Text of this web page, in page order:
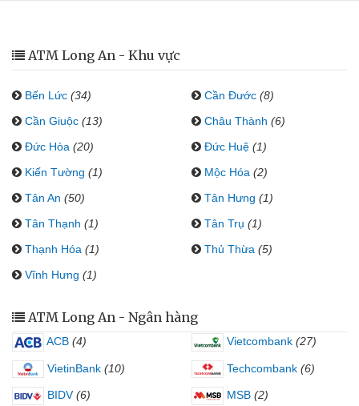
ATM Long An - Khu vực
Bến Lức (34) Cần Đước (8)
Cần Giuộc (13) Châu Thành (6)
Đức Hòa (20) Đức Huệ (1)
Kiến Tường (1) Mộc Hóa (2)
Tân An (50) Tân Hưng (1)
Tân Thạnh (1) Tân Trụ (1)
Thạnh Hóa (1) Thủ Thừa (5)
Vĩnh Hưng (1)
ATM Long An - Ngân hàng
ACB (4) Vietcombank (27)
VietinBank (10) Techcombank (6)
BIDV (6) MSB (2)